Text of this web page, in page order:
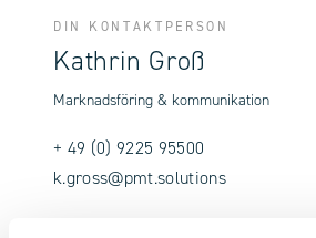
DIN KONTAKTPERSON
Kathrin Groß
Marknadsföring & kommunikation
+ 49 (0) 9225 95500
k.gross@pmt.solutions